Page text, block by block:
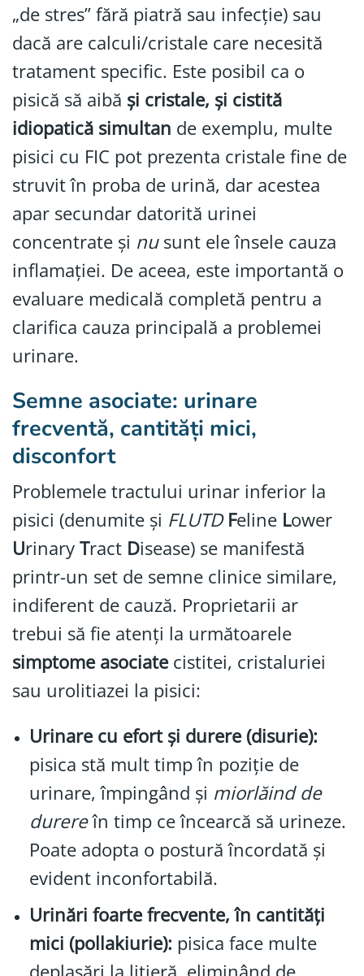
„de stres” fără piatră sau infecție) sau
dacă are calculi/cristale care necesită
tratament specific. Este posibil ca o
pisică să aibă și cristale, și cistită
idiopatică simultan de exemplu, multe
pisici cu FIC pot prezenta cristale fine de
struvit în proba de urină, dar acestea
apar secundar datorită urinei
concentrate și nusunt ele însele cauza
inflamației. De aceea, este importantă o
evaluare medicală completă pentru a
clarifica cauza principală a problemei
urinare.
Semne asociate: urinare
frecventă, cantități mici,
disconfort
Problemele tractului urinar inferior la
pisici (denumite și FLUTD Feline Lower
UrinaryTract Disease) se manifestă
printr-un set de semne clinice similare,
indiferent de cauză. Proprietarii ar
trebui să fie atenți la următoarele
simptome asociatecistitei, cristaluriei
sau urolitiazei la pisici:
Urinare cu efort și durere (disurie):
pisica stă mult timp în poziție de
urinare, împingând și miorlăind de
durereîn timp ce încearcă să urineze.
Poate adopta o postură încordată și
evident inconfortabilă.
Urinări foarte frecvente, în cantități
mici (pollakiurie): pisica face multe